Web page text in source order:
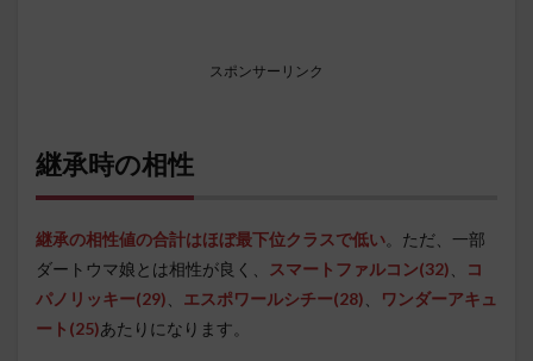
スポンサーリンク
継承時の相性
継承の相性値の合計はほぼ最下位クラスで低い。ただ、一部
ダートウマ娘とは相性が良く、
スマートファルコン(32)
コ
パノリッキー(29) エスポワールシチー(28)
ワンダーアキュ
ート(25)あたりになります。